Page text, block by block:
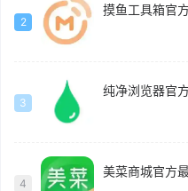
2
摸鱼工具箱官
3
纯净浏览器官
4
美菜商城官方